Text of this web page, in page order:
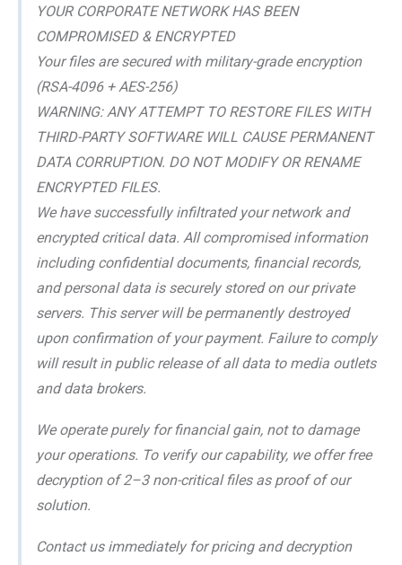
YOUR CORPORATE NETWORK HAS BEEN
COMPROMISED & ENCRYPTED
Your files are secured with military-grade encryption
(RSA-4096 + AES-256)
WARNING: ANY ATTEMPT TO RESTORE FILES WITH
THIRD-PARTY SOFTWARE WILL CAUSE PERMANENT
DATA CORRUPTION. DO NOT MODIFY OR RENAME
ENCRYPTED FILES.
We have successfully infiltrated your network and
encrypted critical data. All compromised information
including confidential documents, financial records,
and personal data is securely stored on our private
servers. This server will be permanently destroyed
upon confirmation of your payment. Failure to comply
will result in public release of all data to media outlets
and data brokers.
We operate purely for financial gain, not to damage
your operations. To verify our capability, we offer free
decryption of 2–3 non-critical files as proof of our
solution.
Contact us immediately for pricing and decryption